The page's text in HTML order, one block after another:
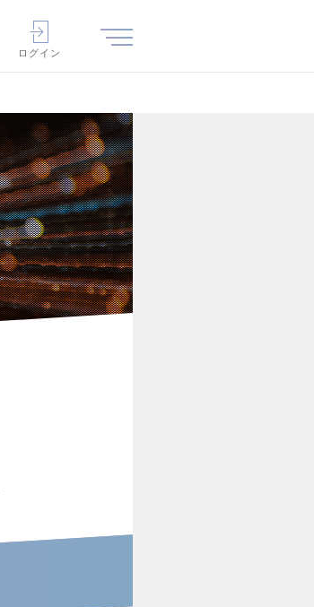
ログイン